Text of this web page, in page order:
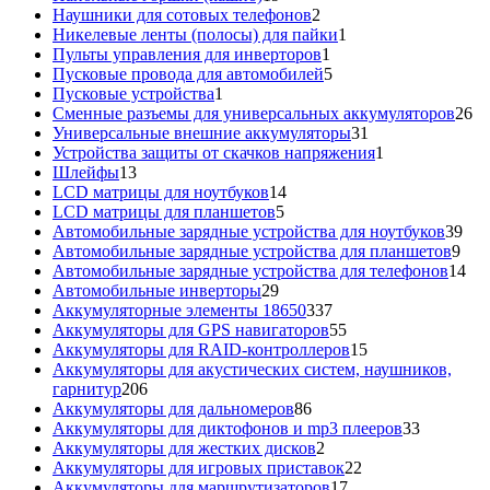
товаров
Наушники для сотовых телефонов2
товара
Никелевые ленты (полосы) для пайки1
Пульты управления для инверторов1
товар
Пусковые провода для автомобилей55
Пусковые устройства1
товар
Сменные разъемы для универсальных аккумуляторов2626
Универсальные внешние аккумуляторы31
товар
Устройства защиты от скачков напряжения1
Шлейфы1313
товаров
LCD матрицы для ноутбуков1414
LCD матрицы для планшетов55
товаров
Автомобильные зарядные устройства для ноутбуков3939
Автомобильные зарядные устройства для планшетов99
Автомобильные зарядные устройства для телефонов1414
Автомобильные инверторы2929
товаров
Аккумуляторные элементы 18650337337
товаров
Аккумуляторы для GPS навигаторов5555
товаров
Аккумуляторы для RAID-контроллеров1515
товаров
Аккумуляторы для акустических систем, наушников,
гарнитур206206
товаров
Аккумуляторы для дальномеров8686
товаров
Аккумуляторы для диктофонов и mp3 плееров3333
Аккумуляторы для жестких дисков2
товара
Аккумуляторы для игровых приставок22